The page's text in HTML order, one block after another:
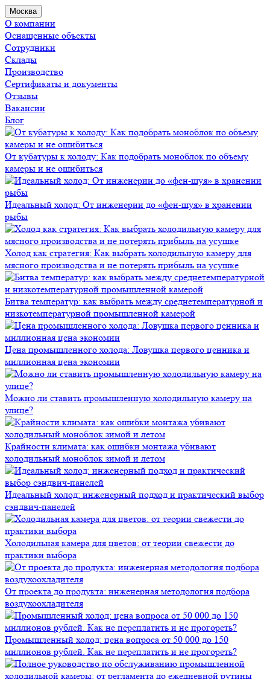
Москва
О компании
Оснащенные объекты
Сотрудники
Склады
Производство
Сертификаты и документы
Отзывы
Вакансии
Блог
От кубатуры к холоду: Как подобрать моноблок по объему
камеры и не ошибиться
Идеальный холод: От инженерии до «фен-шуя» в хранении
рыбы
Холод как стратегия: Как выбрать холодильную камеру для
мясного производства и не потерять прибыль на усушке
Битва температур: как выбрать между среднетемпературной и
низкотемпературной промышленной камерой
Цена промышленного холода: Ловушка первого ценника и
миллионная цена экономии
Можно ли ставить промышленную холодильную камеру на
улице?
Крайности климата: как ошибки монтажа убивают
холодильный моноблок зимой и летом
Идеальный холод: инженерный подход и практический выбор
сэндвич-панелей
Холодильная камера для цветов: от теории свежести до
практики выбора
От проекта до продукта: инженерная методология подбора
воздухоохладителя
Промышленный холод: цена вопроса от 50 000 до 150
миллионов рублей. Как не переплатить и не прогореть?